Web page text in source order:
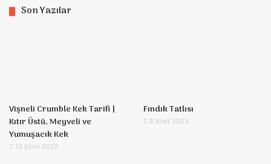
Son Yazılar
Vişneli Crumble Kek Tarifi |
Kıtır Üstü, Meyveli ve
Yumuşacık Kek
13 Ekim 2025
Fındık Tatlısı
8 Mart 2023